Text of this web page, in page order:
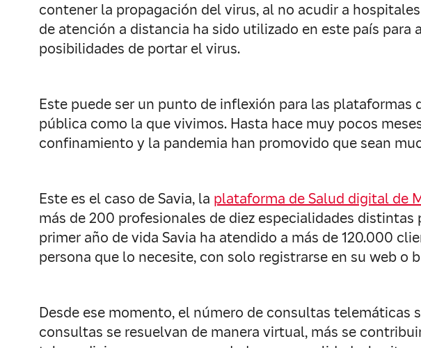
contener la propagación del virus, al no acudir a
de atención a distancia ha sido utilizado en este país
posibilidades de portar el virus.
Este puede ser un punto de inflexión para las
pública como la que vivimos. Hasta hace muy pocos
confinamiento y la pandemia han promovido que sean
Este es el caso de Savia, la plataforma de Salud digital de
más de 200 profesionales de diez especialidades
primer año de vida Savia ha atendido a más de 120.000
persona que lo necesite, con solo registrarse en su web o
Desde ese momento, el número de consultas
consultas se resuelvan de manera virtual, más se